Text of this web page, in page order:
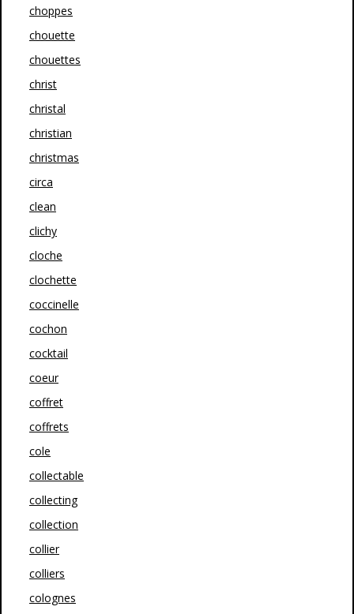
choppes
chouette
chouettes
christ
christal
christian
christmas
circa
clean
clichy
cloche
clochette
coccinelle
cochon
cocktail
coeur
coffret
coffrets
cole
collectable
collecting
collection
collier
colliers
colognes